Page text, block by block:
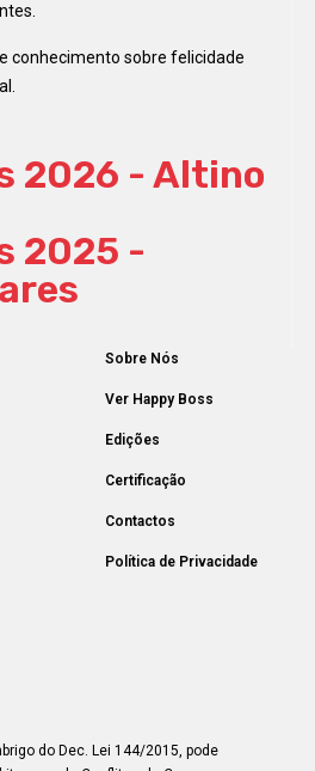
conhecimento sobre felicidade
2026 - Altino
2025 -
Sobre Nós
Ver Happy Boss
Edições
Certificação
Contactos
Política de Privacidade
do Dec. Lei 144/2015, pode